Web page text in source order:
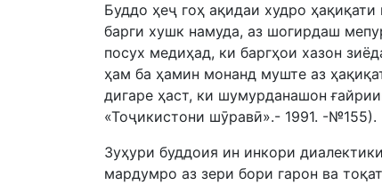
Буддо ҳеҷ гоҳ ақидаи худро
барги хушк намуда, аз шогирдаш
посух медиҳад, ки баргҳои хазон
ҳам ба ҳамин монанд муште аз
дигаре ҳаст, ки шумурданашон
«Тоҷикистони шӯравӣ».- 1991. -№155).
Зуҳури буддоия ин инкори
мардумро аз зери бори гарон ва